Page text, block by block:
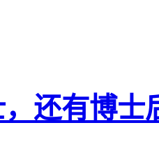
还有博士